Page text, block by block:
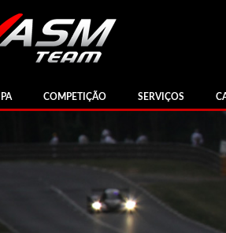
COMPETIÇÃO SERVIÇOS